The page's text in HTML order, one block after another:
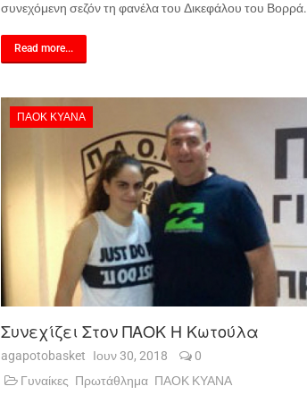
συνεχόμενη σεζόν τη φανέλα του Δικεφάλου του Βορρά.
Read more...
ΠΑΟΚ ΚΥΑΝΑ
Συνεχίζει Στον ΠΑΟΚ Η Κωτούλα
agapotobasket Ιουν 30, 2018
0
Γυναίκες Πρωτάθλημα ΠΑΟΚ ΚΥΑΝΑ